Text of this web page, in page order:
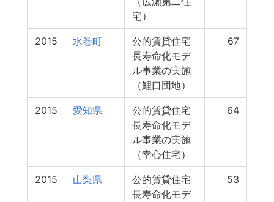
宅）
2015 水巻町
公的賃貸住宅
長寿命化モデ
ル事業の実施
（鯉口団地）
67
2015 愛知県
公的賃貸住宅
長寿命化モデ
ル事業の実施
（幸心住宅）
64
2015 山梨県
公的賃貸住宅
長寿命化モデ
53